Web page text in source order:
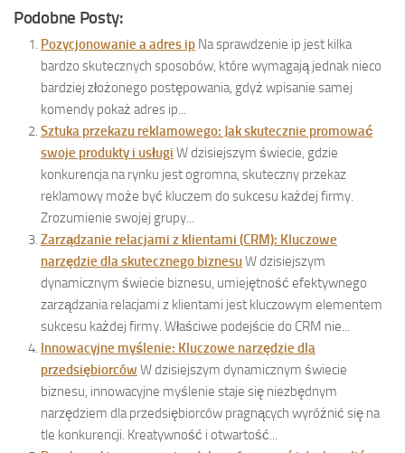
Podobne Posty:
Pozycjonowanie a adres ip Na sprawdzenie ip jest kilka
bardzo skutecznych sposobów, które wymagają jednak nieco
bardziej złożonego postępowania, gdyż wpisanie samej
komendy pokaż adres ip...
Sztuka przekazu reklamowego: Jak skutecznie promować
swoje produkty i usługi W dzisiejszym świecie, gdzie
konkurencja na rynku jest ogromna, skuteczny przekaz
reklamowy może być kluczem do sukcesu każdej firmy.
Zrozumienie swojej grupy...
Zarządzanie relacjami z klientami (CRM): Kluczowe
narzędzie dla skutecznego biznesuW dzisiejszym
dynamicznym świecie biznesu, umiejętność efektywnego
zarządzania relacjami z klientami jest kluczowym elementem
sukcesu każdej firmy. Właściwe podejście do CRM nie...
Innowacyjne myślenie: Kluczowe narzędzie dla
przedsiębiorców W dzisiejszym dynamicznym świecie
biznesu, innowacyjne myślenie staje się niezbędnym
narzędziem dla przedsiębiorców pragnących wyróżnić się na
tle konkurencji. Kreatywność i otwartość...